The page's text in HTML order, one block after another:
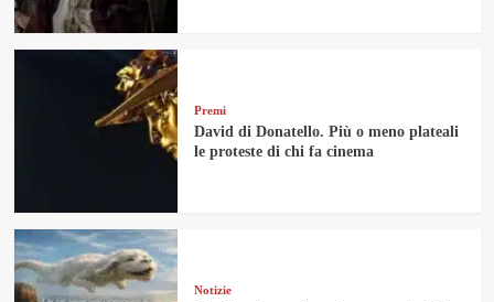
Premi
David di Donatello. Più o meno plateali
le proteste di chi fa cinema
Notizie